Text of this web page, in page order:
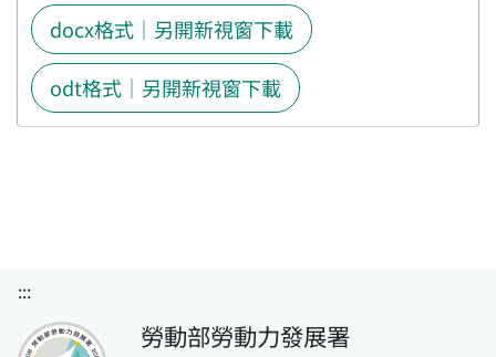
docx格式｜另開新視窗下載
odt格式｜另開新視窗下載
:::
勞動部勞動力發展署